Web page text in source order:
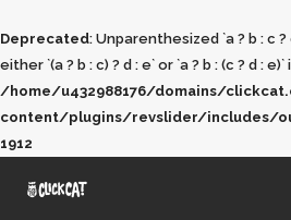
Deprecated: Unparenthesized `a ? b : c
either `(a ? b : c) ? d : e` or `a ? b : (c ? d : e)`
/home/u432988176/domains/
content/plugins/revslider/includes/
1912